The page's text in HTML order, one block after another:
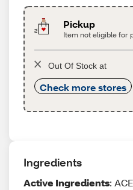
Pickup
Item not eligible for
Out Of Stock at
Check more stores
Ingredients
Active Ingredients: